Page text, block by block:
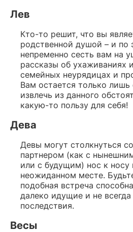
Лев
Кто-то решит, что вы
родственной душой – и по
непременно сесть вам на
рассказы об ухаживаниях
семейных неурядицах и
Вам остается только лишь
извлечь из данного
какую-то пользу для себя!
Дева
Девы могут столкнуться
партнером (как с
или с будущим) нос к носу
неожиданном месте.
подобная встреча
далеко идущие и не
последствия.
Весы